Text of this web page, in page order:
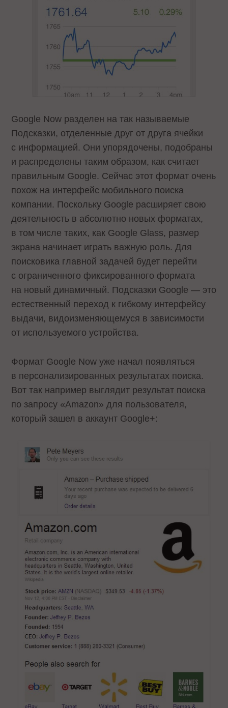
Google Now разделен на так называемые
Подсказки, отделенные друг от друга ячейки
с информацией. Они упорядочены, подобраны
и распределены таким образом, как считает
правильным Google. Сейчас этот формат очень
похож на интерфейс мобильного поиска
компании. Поскольку Google расширяет свою
деятельность в абсолютно новых форматах,
в том числе таких, как Google Glass, размер
экрана начинает играть важную роль. Для
поисковика главной задачей будет перейти
с ограниченного фиксированного формата
на новый динамичный. Подсказки Google — это
естественный переход к гибкому интерфейсу
выдачи, видоизменяющемуся в зависимости
от используемого устройства.
Формат Google Now уже начал появляться
в персонализированных результатах поиска.
Вот так например выглядит результат поиска
по запросу «Amazon» для пользователя,
который зашел в аккаунт Google+: